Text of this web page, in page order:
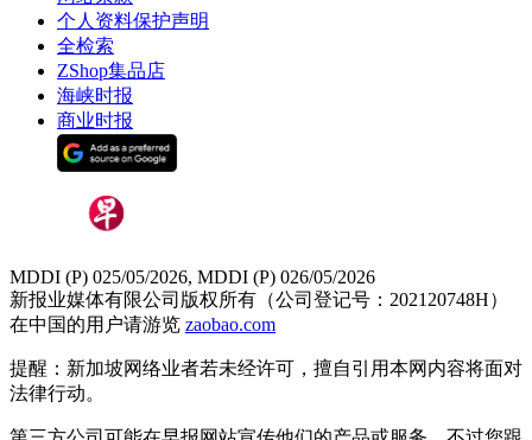
个人资料保护声明
全检索
ZShop集品店
海峡时报
商业时报
MDDI (P) 025/05/2026, MDDI (P) 026/05/2026
新报业媒体有限公司版权所有（公司登记号：202120748H）
在中国的用户请游览 zaobao.com
提醒：新加坡网络业者若未经许可，擅自引用本网内容将面对
法律行动。